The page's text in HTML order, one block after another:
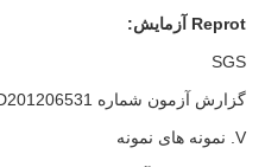
Reprot آزمایش:
SGS
گزارش آزمون شماره AJD201206531 تاریخ: NOV.27.
V. نمونه های نمونه